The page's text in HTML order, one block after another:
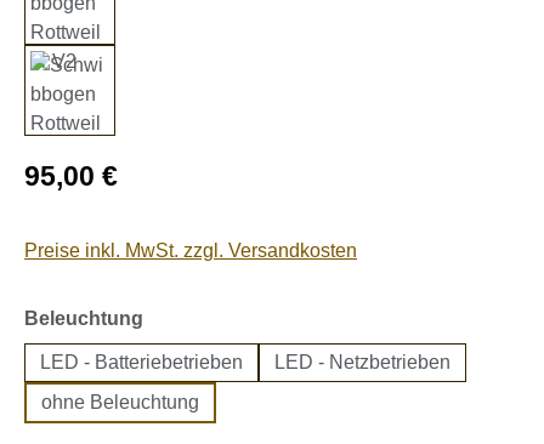
Regulärer Preis:
95,00 €
Preise inkl. MwSt. zzgl. Versandkosten
Beleuchtung
LED - Batteriebetrieben
LED - Netzbetrieben
ohne Beleuchtung